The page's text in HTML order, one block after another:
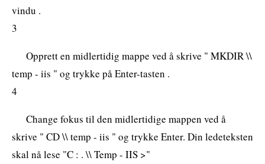
vindu .
3
Opprett en midlertidig mappe ved å skrive " MKDIR \\
temp - iis " og trykke på Enter-tasten .
4
Change fokus til den midlertidige mappen ved å
skrive " CD \\ temp - iis " og trykke Enter. Din ledeteksten
skal nå lese "C : . \\ Temp - IIS >"